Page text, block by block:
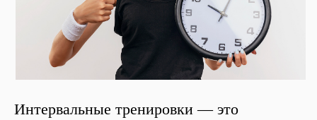
Интервальные тренировки — это